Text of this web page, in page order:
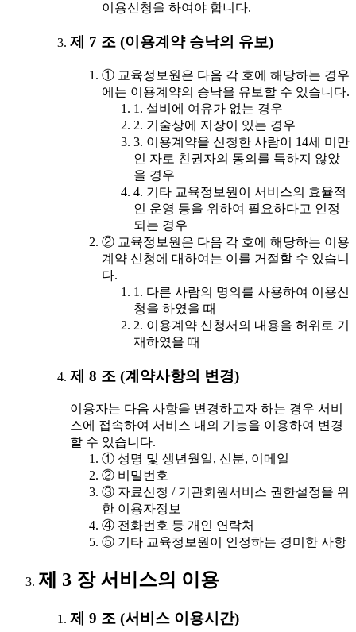
이용신청을 하여야 합니다.
제 7 조 (이용계약 승낙의 유보)
① 교육정보원은 다음 각 호에 해당하는 경우
에는 이용계약의 승낙을 유보할 수 있습니다.
1. 설비에 여유가 없는 경우
2. 기술상에 지장이 있는 경우
3. 이용계약을 신청한 사람이 14세 미만
인 자로 친권자의 동의를 득하지 않았
을 경우
4. 기타 교육정보원이 서비스의 효율적
인 운영 등을 위하여 필요하다고 인정
되는 경우
② 교육정보원은 다음 각 호에 해당하는 이용
계약 신청에 대하여는 이를 거절할 수 있습니
다.
1. 다른 사람의 명의를 사용하여 이용신
청을 하였을 때
2. 이용계약 신청서의 내용을 허위로 기
재하였을 때
제 8 조 (계약사항의 변경)
이용자는 다음 사항을 변경하고자 하는 경우 서비
스에 접속하여 서비스 내의 기능을 이용하여 변경
할 수 있습니다.
① 성명 및 생년월일, 신분, 이메일
② 비밀번호
③ 자료신청 / 기관회원서비스 권한설정을 위
한 이용자정보
④ 전화번호 등 개인 연락처
⑤ 기타 교육정보원이 인정하는 경미한 사항
제 3 장 서비스의 이용
제 9 조 (서비스 이용시간)